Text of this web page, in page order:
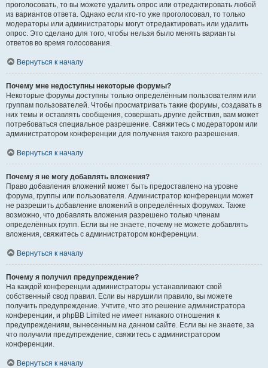
проголосовать, то вы можете удалить опрос или отредактировать любой
из вариантов ответа. Однако если кто-то уже проголосовал, то только
модераторы или администраторы могут отредактировать или удалить
опрос. Это сделано для того, чтобы нельзя было менять варианты
ответов во время голосования.
Вернуться к началу
Почему мне недоступны некоторые форумы?
Некоторые форумы доступны только определённым пользователям или
группам пользователей. Чтобы просматривать такие форумы, создавать в
них темы и оставлять сообщения, совершать другие действия, вам может
потребоваться специальное разрешение. Свяжитесь с модератором или
администратором конференции для получения такого разрешения.
Вернуться к началу
Почему я не могу добавлять вложения?
Право добавления вложений может быть предоставлено на уровне
форума, группы или пользователя. Администратор конференции может
не разрешить добавление вложений в определённых форумах. Также
возможно, что добавлять вложения разрешено только членам
определённых групп. Если вы не знаете, почему не можете добавлять
вложения, свяжитесь с администратором конференции.
Вернуться к началу
Почему я получил предупреждение?
На каждой конференции администраторы устанавливают свой
собственный свод правил. Если вы нарушили правило, вы можете
получить предупреждение. Учтите, что это решение администратора
конференции, и phpBB Limited не имеет никакого отношения к
предупреждениям, вынесенным на данном сайте. Если вы не знаете, за
что получили предупреждение, свяжитесь с администратором
конференции.
Вернуться к началу